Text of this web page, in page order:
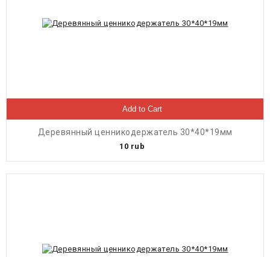
Add to Cart
Деревянный ценникодержатель 30*40*19мм
10 rub